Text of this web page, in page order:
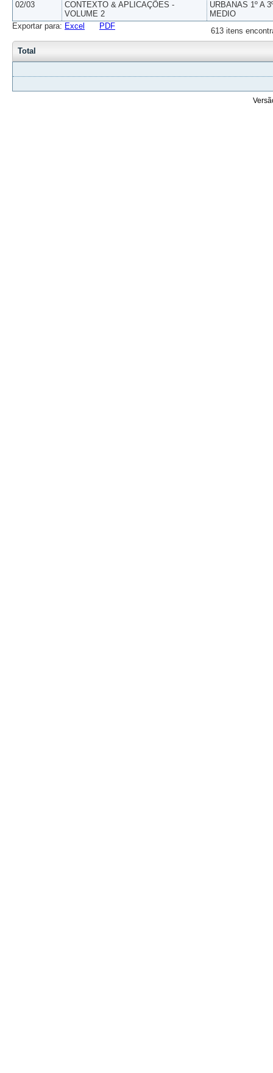
02/03
CONTEXTO & APLICAÇÕES -
VOLUME 2
URBANAS 1º A
MEDIO
613 itens
Exportar para: Excel PDF
Total